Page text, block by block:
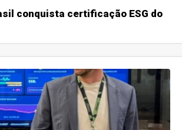
conquista certificação ESG do